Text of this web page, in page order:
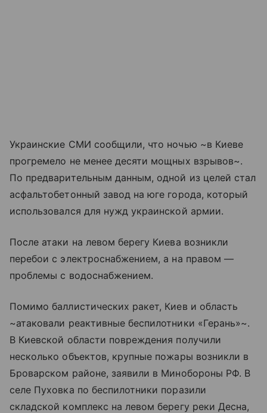
Украинские СМИ сообщили, что ночью ~в Киеве
прогремело не менее десяти мощных взрывов~.
По предварительным данным, одной из целей стал
асфальтобетонный завод на юге города, который
использовался для нужд украинской армии.
После атаки на левом берегу Киева возникли
перебои с электроснабжением, а на правом —
проблемы с водоснабжением.
Помимо баллистических ракет, Киев и область
~атаковали реактивные беспилотники «Герань»~.
В Киевской области повреждения получили
несколько объектов, крупные пожары возникли в
Броварском районе, заявили в Минобороны РФ. В
селе Пуховка по беспилотники поразили
складской комплекс на левом берегу реки Десна,